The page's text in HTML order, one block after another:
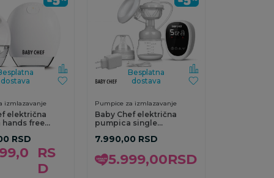
dostava
izmlazavanje
električna
free
RSD
RS
D
Besplatna
dostava
Pumpice za izmlazavanje
Baby Chef električna
pumpica single
7.990,00 RSD
5.999,00RSD